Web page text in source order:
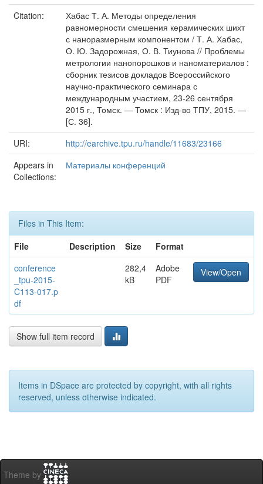
Citation:
Хабас Т. А. Методы определения
равномерности смешения керамических шихт
с наноразмерным компонентом / Т. А. Хабас,
О. Ю. Задорожная, О. В. Тиунова // Проблемы
метрологии нанопорошков и наноматериалов :
сборник тезисов докладов Всероссийского
научно-практического семинара с
международным участием, 23-26 сентября
2015 г., Томск. — Томск : Изд-во ТПУ, 2015. —
[С. 36].
URI:
http://earchive.tpu.ru/handle/11683/23166
Appears in
Collections:
Материалы конференций
Files in This Item:
File
Description Size
Format
conference
_tpu-2015-
C113-017.p
df
282,4
kB
Adobe
PDF
View/Open
Show full item record
Items in DSpace are protected by copyright, with all rights
reserved, unless otherwise indicated.
Theme by